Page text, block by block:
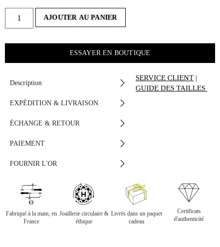
AJOUTER AU PANIER
ESSAYER EN BOUTIQUE
Description
EXPÉDITION & LIVRAISON
ÉCHANGE & RETOUR
PAIEMENT
FOURNIR L'OR
SERVICE CLIENT |
GUIDE DES TAILLES
Fabriqué à la main, en
France
Joaillerie circulaire &
éthique
Livrés dans un paquet
cadeau
Certificats
d'authenticité